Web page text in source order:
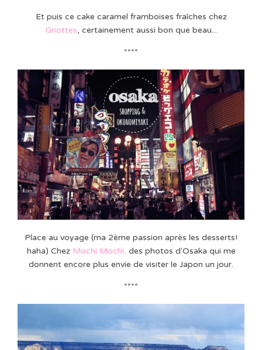
Et puis ce cake caramel framboises fraîches chez
Griottes, certainement aussi bon que beau...
****
Place au voyage (ma 2ème passion après les desserts!
haha) Chez Mochi Mochi, des photos d'Osaka qui me
donnent encore plus envie de visiter le Japon un jour.
****